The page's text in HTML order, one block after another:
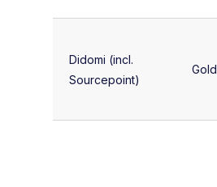
Didomi (incl.
Sourcepoint)
Gold